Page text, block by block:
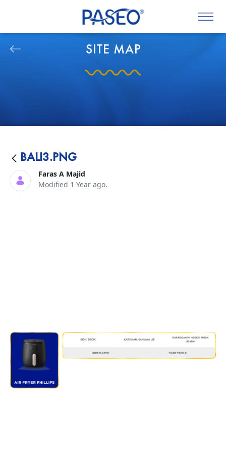
SITE MAP
BALI3.PNG
Faras A Majid
Modified 1 Year ago.